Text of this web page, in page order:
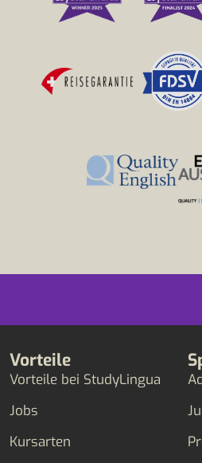
Vorteile
Vorteile bei StudyLingua
Jobs
Kursarten